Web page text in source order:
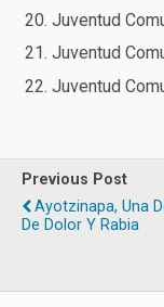
Juventud
Juventud
Juventud
Previous Post
Ayotzinapa, Una
De Dolor Y Rabia